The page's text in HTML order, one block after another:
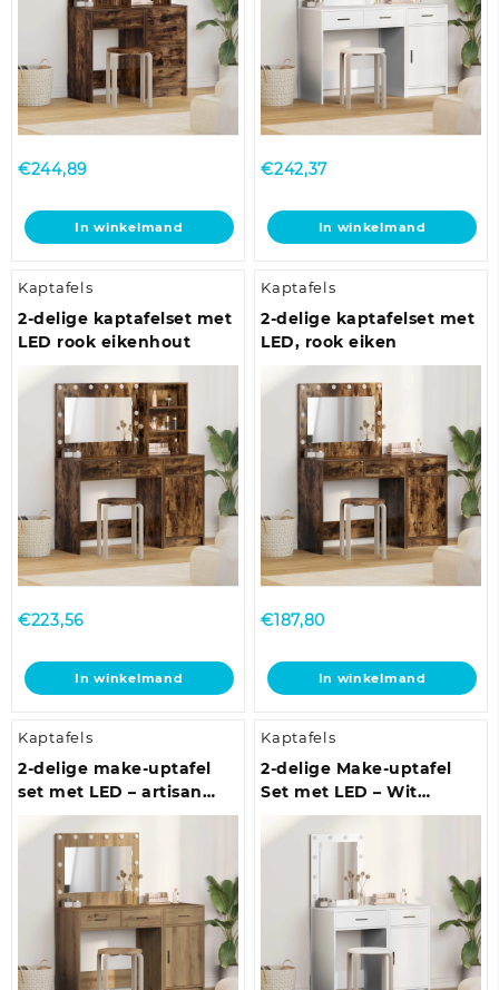
€244,89
In winkelmand
€242,37
In winkelmand
Kaptafels
2-delige kaptafelset met
LED rook eikenhout
€223,56
In winkelmand
Kaptafels
2-delige kaptafelset met
LED, rook eiken
€187,80
In winkelmand
Kaptafels
2-delige make-uptafel
set met LED – artisan
eiken gelaagd hout
Kaptafels
2-delige Make-uptafel
Set met LED – Wit
Geëngineerd Hout